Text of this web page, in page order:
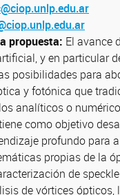
propuesta: El avance
y en particular
posibilidades para
y fotónica que
analíticos o
como objetivo
profundo para
propias de la
de
de vórtices ópticos,